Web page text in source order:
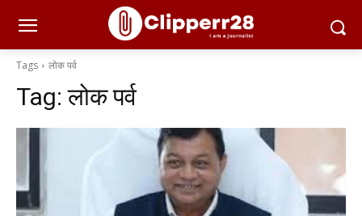
Tags लोक पर्व
Tag:लोक पर्व